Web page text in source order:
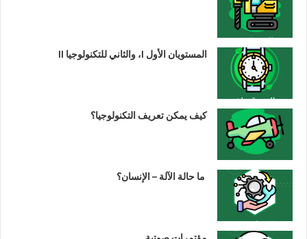
المستويان الأول I، والثاني للتكنولوجيا II
كيف يمكن تعريف التكنولوجيا؟
ما حالة الآلة – الإنسان؟